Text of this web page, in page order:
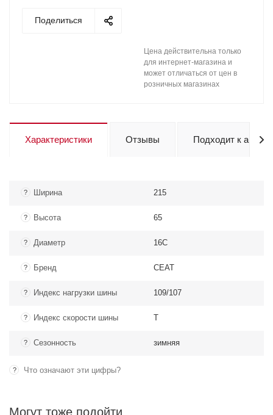
Поделиться
Цена действительна только
для интернет-магазина и
может отличаться от цен в
розничных магазинах
Характеристики Отзывы Подходит к авто
? Ширина 215
? Высота 65
? Диаметр 16C
? Бренд CEAT
? Индекс нагрузки шины 109/107
? Индекс скорости шины T
? Сезонность зимняя
? Что означают эти цифры?
Могут тоже подойти